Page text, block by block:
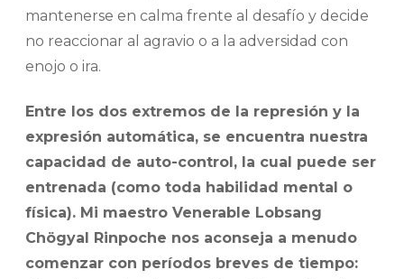
mantenerse en calma frente al desafío y decide
no reaccionar al agravio o a la adversidad con
enojo o ira.
Entre los dos extremos de la represión y la
expresión automática, se encuentra nuestra
capacidad de auto-control, la cual puede ser
entrenada (como toda habilidad mental o
física). Mi maestro Venerable Lobsang
Chögyal Rinpoche nos aconseja a menudo
comenzar con períodos breves de tiempo: